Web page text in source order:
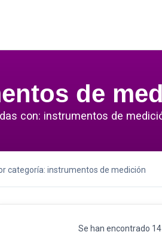
de
con: instrumentos de
categoría: instrumentos de medición
Se han encontrado